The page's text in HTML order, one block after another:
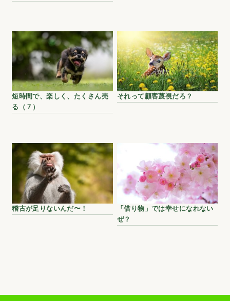
短時間で、楽しく、たくさん売
る（７）
それって顧客蔑視だろ？
稽古が足りないんだ〜！
「借り物」では幸せになれない
ぜ？